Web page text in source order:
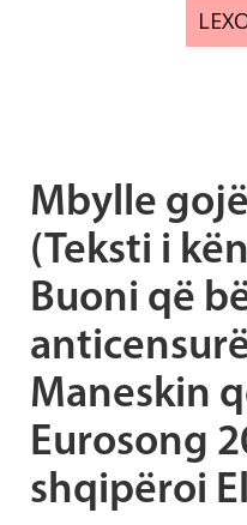
Mbylle
(Teksti i
Buoni që
Maneskin
Eurosong
shqipëroi